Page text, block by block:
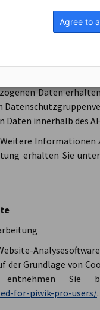
und danach
Verantwortlichen
es vorkommen,
Daten
innerhalb des
Informationen
erhalten Sie
Grundlage von
entnehmen Sie
for-piwik-pro-users/
Agree to